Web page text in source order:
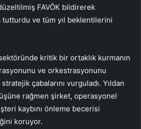
FAVÖK bildirerek
tutturdu ve tüm yıl beklentilerini
kritik bir ortaklık kurmanın
ve orkestrasyonunu
çabalarını vurguladı. Yıldan
rağmen şirket, operasyonel
kaybını önleme becerisi
koruyor.